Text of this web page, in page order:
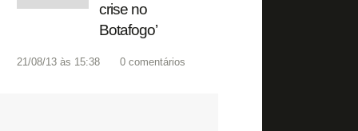
crise no
Botafogo’
21/08/13 às 15:38 0 comentários